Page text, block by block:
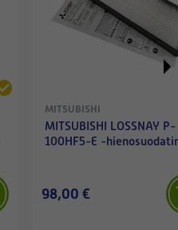
MITSUBISHI
MITSUBISHI LOSSNAY P-
100HF5-E -
98,00 €